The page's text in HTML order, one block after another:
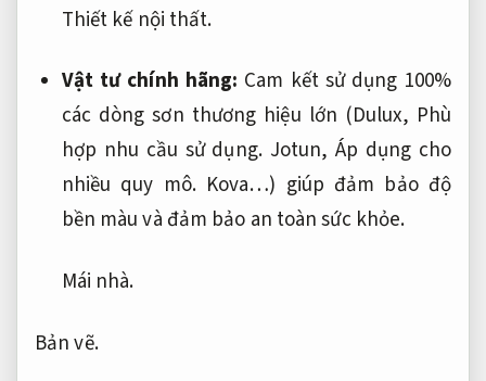
Thiết kế nội thất.
Vật tư chính hãng: Cam kết sử dụng 100%
các dòng sơn thương hiệu lớn (Dulux, Phù
hợp nhu cầu sử dụng.Jotun, Áp dụng cho
nhiều quy mô.Kova…) giúp đảm bảo độ
bền màu và đảm bảo an toàn sức khỏe.
Mái nhà.
Bản vẽ.